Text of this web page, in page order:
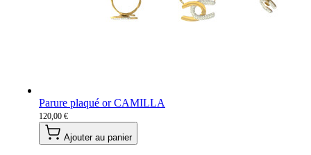
Parure plaqué or CAMILLA
120,00 €
Ajouter au panier